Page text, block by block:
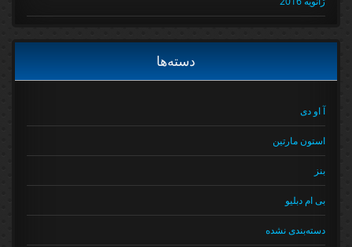
دسته‌ها
آ او دی
استون مارتین
بی ام دبلیو
دسته‌بندی نشده